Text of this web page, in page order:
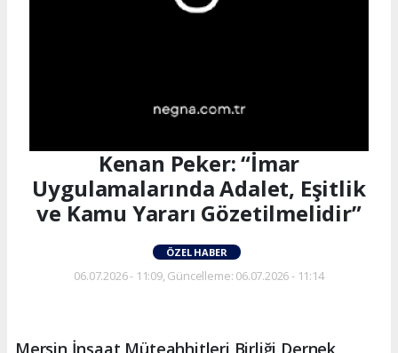
Kenan Peker: “İmar
Uygulamalarında Adalet, Eşitlik
ve Kamu Yararı Gözetilmelidir”
ÖZEL HABER
06.07.2026 - 11:09, Güncelleme: 06.07.2026 - 11:14
Mersin İnşaat Müteahhitleri Birliği Dernek